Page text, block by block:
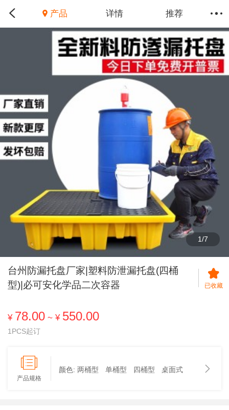
产品 详情 推荐
1/7
台州防漏托盘厂家|塑料防泄漏托盘(四桶
型)|必可安化学品二次容器
已收藏
¥ 78.00 ~ ¥ 550.00
1PCS起订
产品规格
颜色: 两桶型 单桶型 四桶型 桌面式